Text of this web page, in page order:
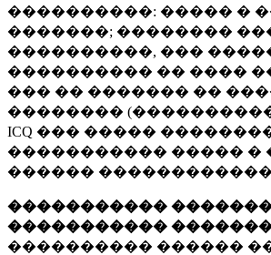
����������: ����� �
�������; ��������
����������, ���
���������� �� ����
��� �� ������� ��
��������
ICQ ��� �����
����������� ����� �
������
�����������
�����������
���������� ������